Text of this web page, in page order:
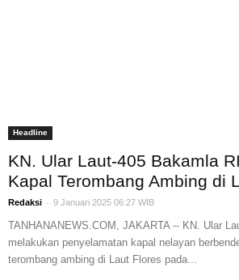
Headline
KN. Ular Laut-405 Bakamla
Kapal Terombang Ambing di
Redaksi - 9 Januari 2025 06:27 WIB
TANHANANEWS.COM, JAKARTA -- KN. Ular
melakukan penyelamatan kapal nelayan
terombang ambing di Laut Flores pada...